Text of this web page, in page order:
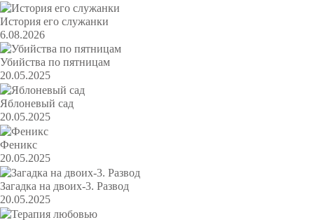
История его служанки
6.08.2026
Убийства по пятницам
20.05.2025
Яблоневый сад
20.05.2025
Феникс
20.05.2025
Загадка на двоих-3. Развод
20.05.2025